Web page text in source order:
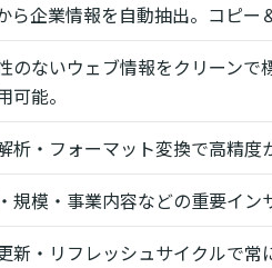
ら企業情報を自動抽出。コピー
のないウェブ情報をクリーンで
可能。
析・フォーマット変換で高精度
規模・事業内容などの重要イン
新・リフレッシュサイクルで常